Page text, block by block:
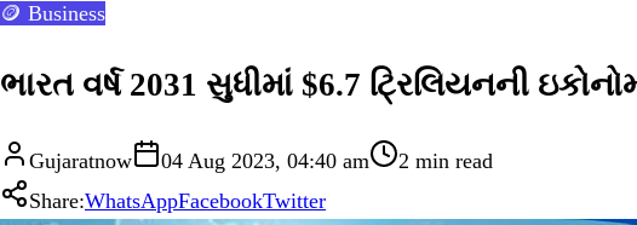
🪙 Business
ભારત વર્ષ 2031 સુધીમાં $6.7 ટ્રિલિયનની
Gujaratnow 04 Aug 2023, 04:40 am 2 min read
Share:WhatsAppFacebookTwitter